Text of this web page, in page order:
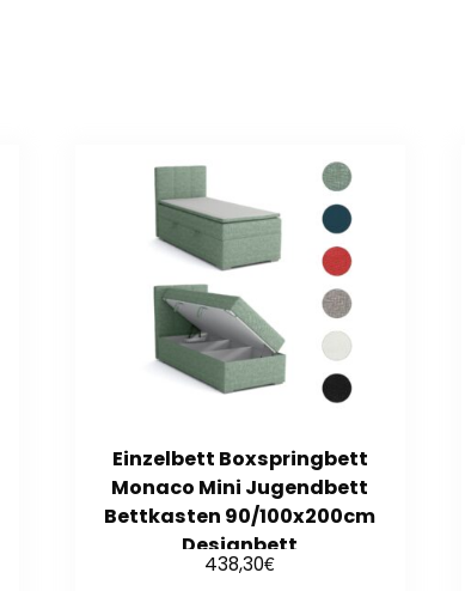
Einzelbett Boxspringbett
Monaco Mini Jugendbett
Bettkasten 90/100x200cm
Designbett
438,30€